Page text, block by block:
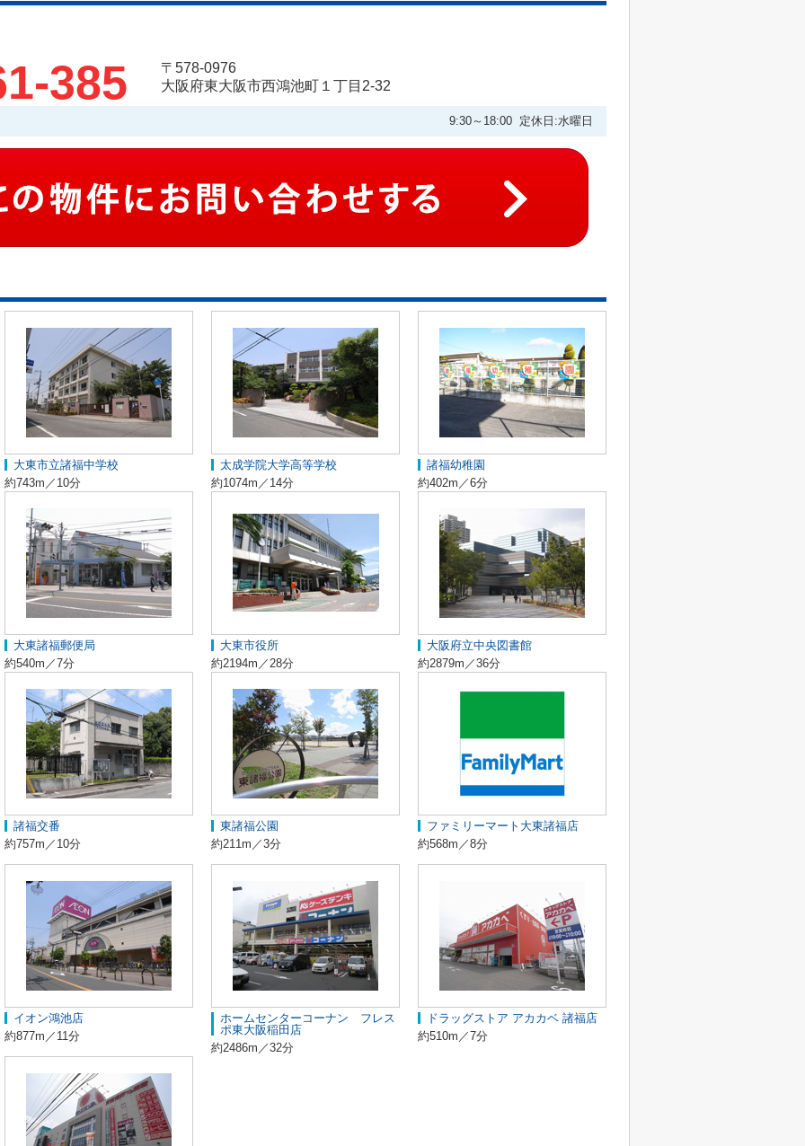
385
〒578-0976
大阪府東大阪市西鴻池町１丁目2-32
9:30～18:00 定休日:水曜日
大東市立諸福中学校
約743m／10分
太成学院大学高等学校
約1074m／14分
諸福幼稚園
約402m／6分
大東諸福郵便局
約540m／7分
大東市役所
約2194m／28分
大阪府立中央図書館
約2879m／36分
諸福交番
約757m／10分
東諸福公園
約211m／3分
ファミリーマート大東諸福店
約568m／8分
イオン鴻池店
約877m／11分
ホームセンターコーナン フレス
ポ東大阪稲田店
約2486m／32分
ドラッグストア アカカベ 諸福店
約510m／7分